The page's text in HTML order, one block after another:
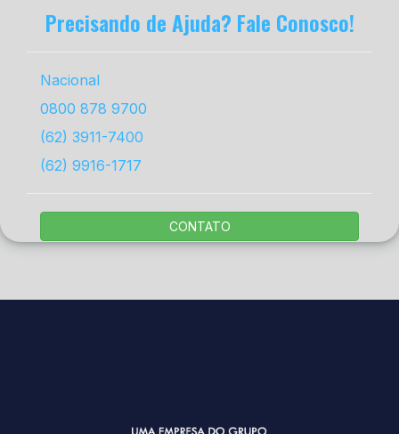
Precisando de Ajuda? Fale Conosco!
Nacional
0800 878 9700
(62) 3911-7400
(62) 9916-1717
CONTATO